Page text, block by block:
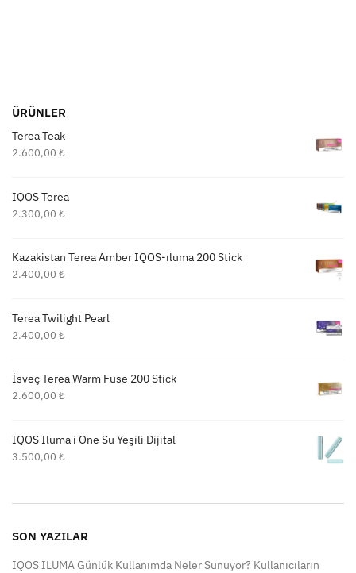
ÜRÜNLER
Terea Teak
2.600,00 ₺
IQOS Terea
2.300,00 ₺
Kazakistan Terea Amber IQOS-ıluma 200 Stick
2.400,00 ₺
Terea Twilight Pearl
2.400,00 ₺
İsveç Terea Warm Fuse 200 Stick
2.600,00 ₺
IQOS Iluma i One Su Yeşili Dijital
3.500,00 ₺
SON YAZILAR
IQOS ILUMA Günlük Kullanımda Neler Sunuyor? Kullanıcıların